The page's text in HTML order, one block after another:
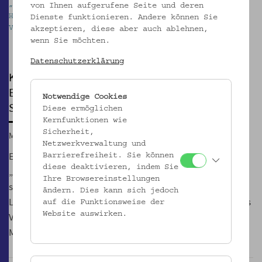
Pause
„Bregenzerwaldhaus“, Vorarlberg, Österreich, 1.
Hälfte 20. Jh, Silbergelatineabzug ©
Volkskundemuseum Wien
KINDERUNI WISSENSCHAFT
Erforsche alte Fotos und geheimnisvolle
Schriftzeichen
Mi, 18.07.2018, 10:00 – 12:00
Experimentiere mit spannenden Forschungsmethoden zum
„Leben auf dem Lande“! Hast du alte Fotos oder Postkarten
schon einmal genau unter die Lupe genommen? Bilder vom
Landleben werden aus der einzigartigen Fotosammlung des
Volkskundemuseum Wien gerade mit spannenden
Methoden – auch mit Hilfe von Kindern – beforscht.
von Ihnen aufgerufene Seite und deren
Dienste funktionieren. Andere können Sie
akzeptieren, diese aber auch ablehnen,
wenn Sie möchten.
Datenschutzerklärung
Notwendige Cookies
Diese ermöglichen
Kernfunktionen wie
Sicherheit,
Netzwerkverwaltung und
Barrierefreiheit. Sie können
diese deaktivieren, indem Sie
Ihre Browsereinstellungen
ändern. Dies kann sich jedoch
auf die Funktionsweise der
Website auswirken.